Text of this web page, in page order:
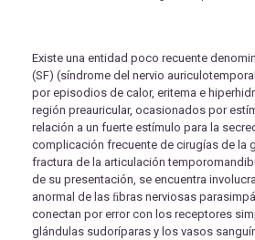
Existe una entidad poco recuente
(SF) (síndrome del nervio
por episodios de calor, eritema e
región preauricular, ocasionados por
relación a un fuerte estímulo para la
complicación frecuente de cirugías de la
fractura de la articulación
de su presentación, se encuentra
anormal de las ﬁbras nerviosas
conectan por error con los receptores
glándulas sudoríparas y los vasos